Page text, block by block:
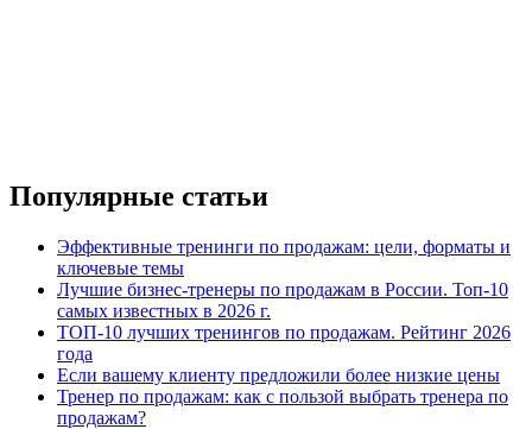
Популярные статьи
Эффективные тренинги по продажам: цели, форматы и
ключевые темы
Лучшие бизнес-тренеры по продажам в России. Топ-10
самых известных в 2026 г.
ТОП-10 лучших тренингов по продажам. Рейтинг 2026
года
Если вашему клиенту предложили более низкие цены
Тренер по продажам: как с пользой выбрать тренера по
продажам?